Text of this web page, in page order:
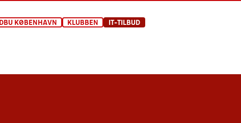
DBU KØBENHAVN KLUBBEN IT-TILBUD